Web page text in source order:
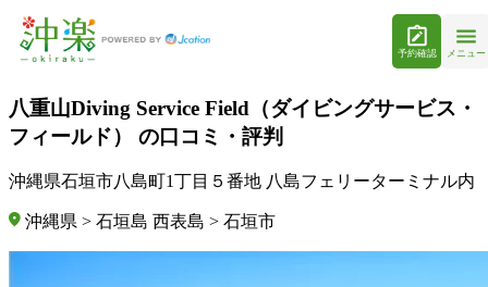
予約確認 メニュー
八重山Diving Service Field（ダイビングサービス・
フィールド） の口コミ・評判
沖縄県石垣市八島町1丁目５番地 八島フェリーターミナル内
沖縄県 > 石垣島 西表島 > 石垣市